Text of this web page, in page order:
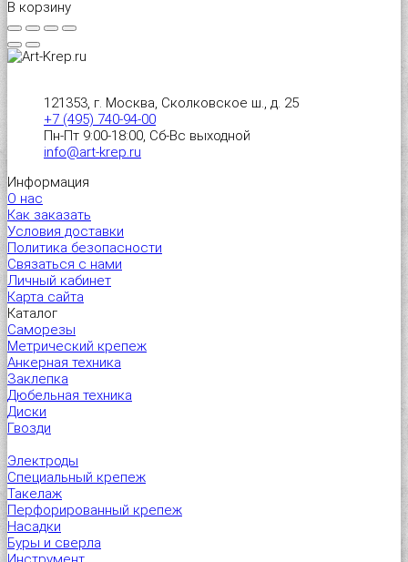
В корзину
121353, г. Москва, Сколковское ш., д. 25
+7 (495) 740-94-00
Пн-Пт 9:00-18:00, Сб-Вс выходной
info@art-krep.ru
Информация
О нас
Как заказать
Условия доставки
Политика безопасности
Связаться с нами
Личный кабинет
Карта сайта
Каталог
Саморезы
Метрический крепеж
Анкерная техника
Заклепка
Дюбельная техника
Диски
Гвозди
Электроды
Специальный крепеж
Такелаж
Перфорированный крепеж
Насадки
Буры и сверла